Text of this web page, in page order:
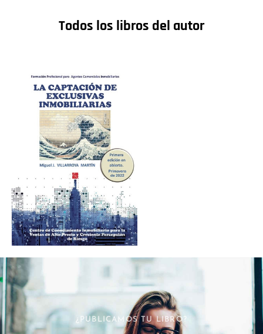
Todos los libros del autor
¿PUBLICAMOS TU LIBRO?